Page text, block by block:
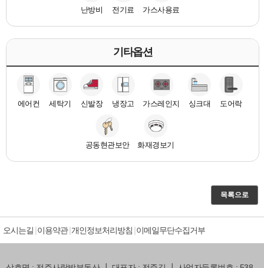
난방비 전기료 가스사용료
기타옵션
에어컨 세탁기 신발장 냉장고 가스레인지 싱크대 도어락
공동현관보안 화재경보기
목록으로
오시는길 이용약관 개인정보처리방침 이메일무단수집거부